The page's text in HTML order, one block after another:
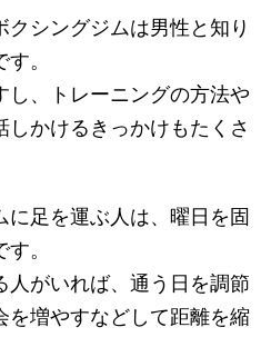
シングジムは男性と知り
。
し、トレーニングの方法や
しかけるきっかけもたくさ
足を運ぶ人は、曜日を固
。
人がいれば、通う日を調節
を増やすなどして距離を縮